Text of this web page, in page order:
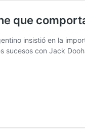
que
insistió en la
sucesos con Jack